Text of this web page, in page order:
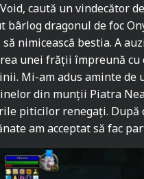
caută un vindecător
bârlog dragonul de foc
să nimicească bestia. A
unei frății împreună cu
Mi-am adus aminte de
din munții Piatra
piticilor renegați.
am acceptat să fac